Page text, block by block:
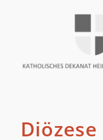
Diözese